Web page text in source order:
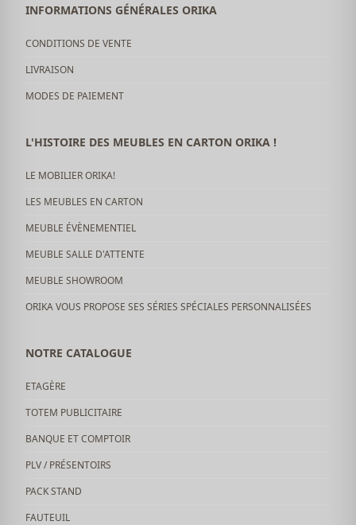
INFORMATIONS GÉNÉRALES ORIKA
CONDITIONS DE VENTE
LIVRAISON
MODES DE PAIEMENT
L'HISTOIRE DES MEUBLES EN CARTON ORIKA !
LE MOBILIER ORIKA!
LES MEUBLES EN CARTON
MEUBLE ÉVÈNEMENTIEL
MEUBLE SALLE D'ATTENTE
MEUBLE SHOWROOM
ORIKA VOUS PROPOSE SES SÉRIES SPÉCIALES PERSONNALISÉES
NOTRE CATALOGUE
ETAGÈRE
TOTEM PUBLICITAIRE
BANQUE ET COMPTOIR
PLV / PRÉSENTOIRS
PACK STAND
FAUTEUIL